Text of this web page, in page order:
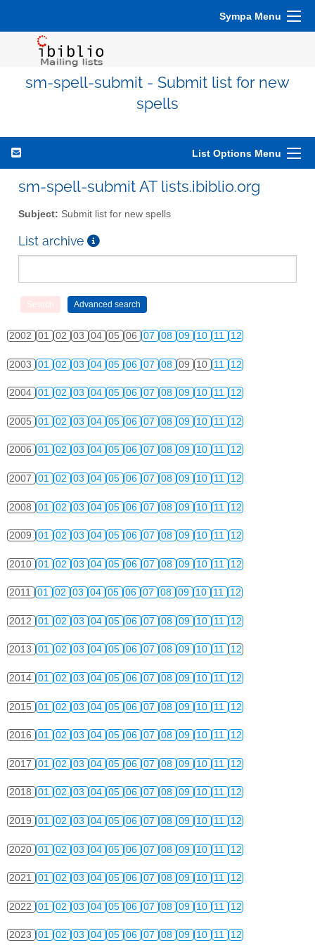
Sympa Menu
sm-spell-submit - Submit list for new
spells
List Options Menu
sm-spell-submit AT lists.ibiblio.org
Subject: Submit list for new spells
List archive
2002 01 02 03 04 05 06 07 08 09 10 11 12
2003 01 02 03 04 05 06 07 08 09 10 11 12
2004 01 02 03 04 05 06 07 08 09 10 11 12
2005 01 02 03 04 05 06 07 08 09 10 11 12
2006 01 02 03 04 05 06 07 08 09 10 11 12
2007 01 02 03 04 05 06 07 08 09 10 11 12
2008 01 02 03 04 05 06 07 08 09 10 11 12
2009 01 02 03 04 05 06 07 08 09 10 11 12
2010 01 02 03 04 05 06 07 08 09 10 11 12
2011 01 02 03 04 05 06 07 08 09 10 11 12
2012 01 02 03 04 05 06 07 08 09 10 11 12
2013 01 02 03 04 05 06 07 08 09 10 11 12
2014 01 02 03 04 05 06 07 08 09 10 11 12
2015 01 02 03 04 05 06 07 08 09 10 11 12
2016 01 02 03 04 05 06 07 08 09 10 11 12
2017 01 02 03 04 05 06 07 08 09 10 11 12
2018 01 02 03 04 05 06 07 08 09 10 11 12
2019 01 02 03 04 05 06 07 08 09 10 11 12
2020 01 02 03 04 05 06 07 08 09 10 11 12
2021 01 02 03 04 05 06 07 08 09 10 11 12
2022 01 02 03 04 05 06 07 08 09 10 11 12
2023 01 02 03 04 05 06 07 08 09 10 11 12